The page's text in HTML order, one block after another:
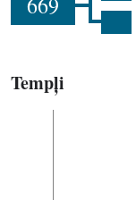
Tempļi